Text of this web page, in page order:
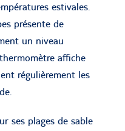
estivales.
présente de
un niveau
affiche
régulièrement les
ses plages de sable